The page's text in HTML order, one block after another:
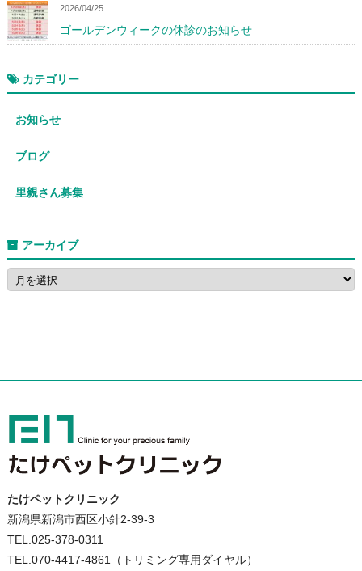
2026/04/25
ゴールデンウィークの休診のお知らせ
カテゴリー
お知らせ
ブログ
里親さん募集
アーカイブ
たけペットクリニック
新潟県新潟市西区小針2-39-3
TEL.025-378-0311
TEL.070-4417-4861（トリミング専用ダイヤル）